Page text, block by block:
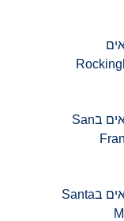
טכנאים בSan
טכנאים בSanta